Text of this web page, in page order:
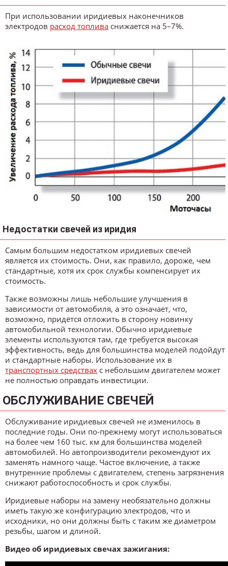
При использовании иридиевых наконечников
электродов расход топлива снижается на 5–7%.
Недостатки свечей из иридия
Самым большим недостатком иридиевых свечей
является их стоимость. Они, как правило, дороже, чем
стандартные, хотя их срок службы компенсирует их
стоимость.
Также возможны лишь небольшие улучшения в
зависимости от автомобиля, а это означает, что,
возможно, придётся отложить в сторону новинку
автомобильной технологии. Обычно иридиевые
элементы используются там, где требуется высокая
эффективность, ведь для большинства моделей подойдут
и стандартные наборы. Использование их в
транспортных средствах с небольшим двигателем может
не полностью оправдать инвестиции.
ОБСЛУЖИВАНИЕ СВЕЧЕЙ
Обслуживание иридиевых свечей не изменилось в
последние годы. Они по-прежнему могут использоваться
на более чем 160 тыс. км для большинства моделей
автомобилей. Но автопроизводители рекомендуют их
заменять намного чаще. Частое включение, а также
внутренние проблемы с двигателем, степень загрязнения
снижают работоспособность и срок службы.
Иридиевые наборы на замену необязательно должны
иметь такую же конфигурацию электродов, что и
исходники, но они должны быть с таким же диаметром
резьбы, шагом и длиной.
Видео об иридиевых свечах зажигания: